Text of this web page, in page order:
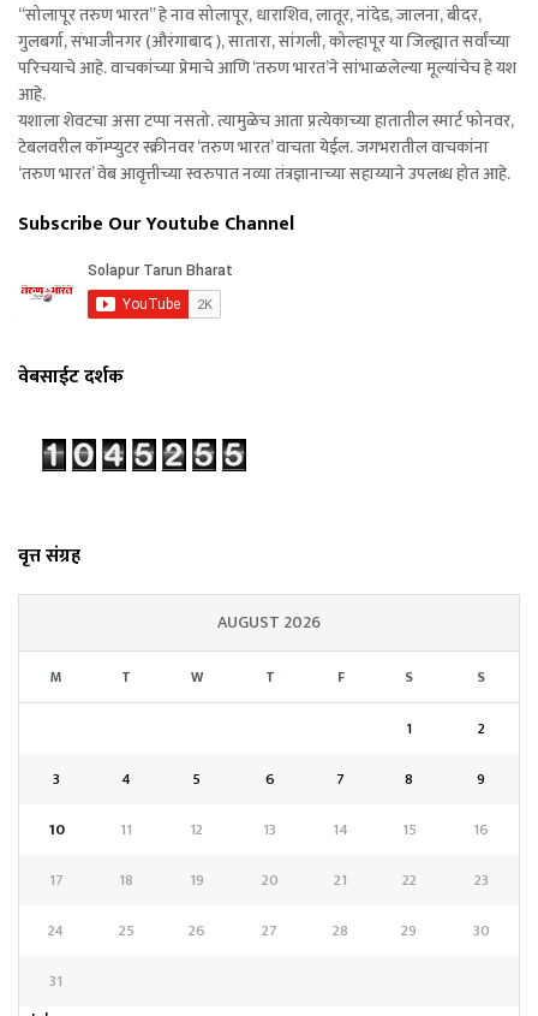
“सोलापूर तरुण भारत” हे नाव सोलापूर, धाराशिव, लातूर, नांदेड, जालना, बीदर,
गुलबर्गा, संभाजीनगर (औरंगाबाद ), सातारा, सांगली, कोल्हापूर या जिल्ह्यात सर्वांच्या
परिचयाचे आहे. वाचकांच्या प्रेमाचे आणि ‘तरुण भारत’ने सांभाळलेल्या मूल्यांचेच हे यश
आहे.
यशाला शेवटचा असा टप्पा नसतो. त्यामुळेच आता प्रत्येकाच्या हातातील स्मार्ट फोनवर,
टेबलवरील कॉम्प्युटर स्क्रीनवर ‘तरुण भारत’ वाचता येईल. जगभरातील वाचकांना
‘तरुण भारत’ वेब आवृत्तीच्या स्वरुपात नव्या तंत्रज्ञानाच्या सहाय्याने उपलब्ध होत आहे.
Subscribe Our Youtube Channel
वेबसाईट दर्शक
वृत्त संग्रह
AUGUST 2026
M T W T F S S
1
2
3
4 5 6 7 8
9
10
11 12 13 14 15
16
17
18 19 20 21 22
23
24
25 26 27 28 29
30
31